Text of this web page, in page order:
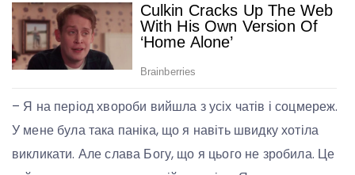
– Я на період хвороби вийшла з усіх чатів і соцмереж.
У мене була така паніка, що я навіть швидку хотіла
викликати. Але слава Богу, що я цього не зробила. Це